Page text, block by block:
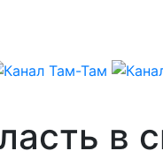
в